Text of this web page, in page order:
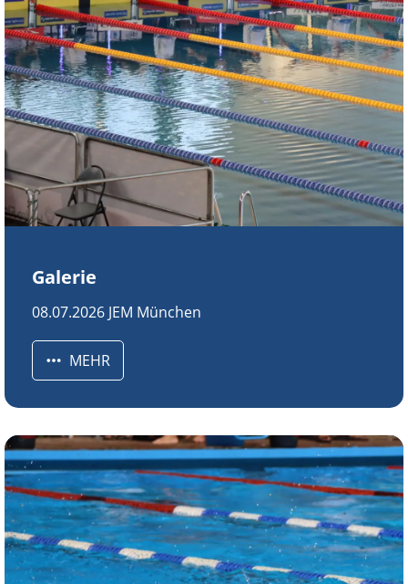
Galerie
08.07.2026 JEM München
MEHR